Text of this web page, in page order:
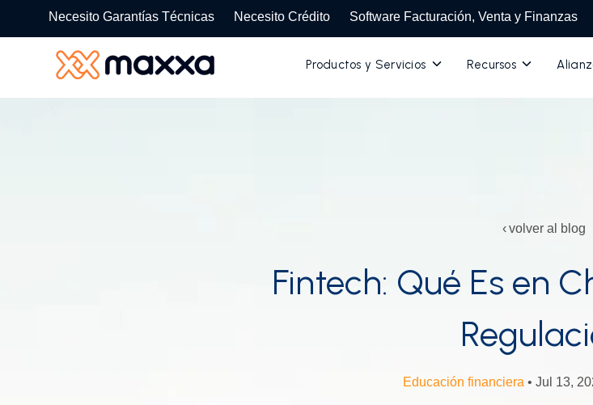
Necesito Garantías Técnicas Necesito Crédito Software Facturación, Venta y Finanzas
Productos y Servicios Toggle
Recursos Toggle
volver al blog
Fintech: Qué Es en
Educación financiera • Jul 13,